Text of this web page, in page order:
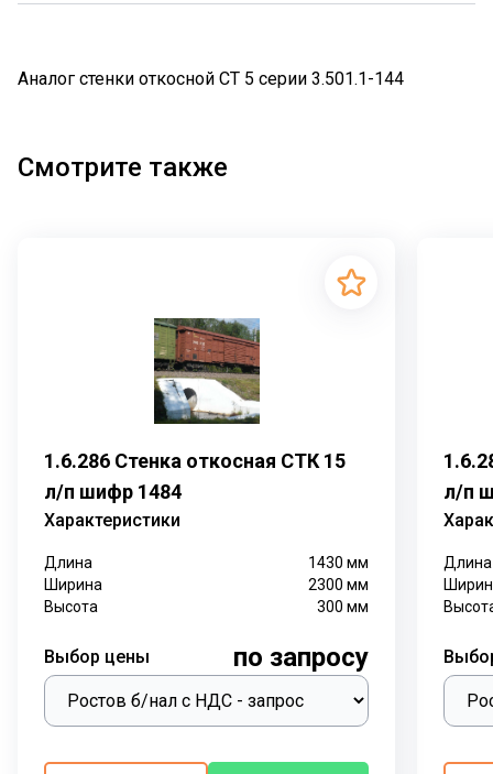
Аналог стенки откосной СТ 5 серии 3.501.1-144
Смотрите также
1.6.286 Стенка откосная СТК 15
л/п шифр 1484
Характеристики
Длина 1430мм
Ширина
2300мм
Высота
300мм
Выбор цены по запросу
л/п
Длина